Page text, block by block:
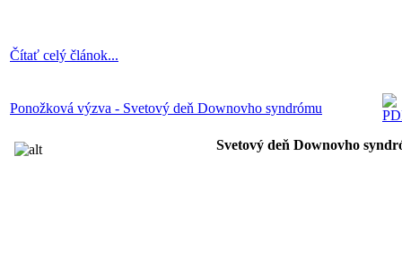
Čítať celý článok...
Ponožková výzva - Svetový deň Downovho syndrómu
Svetový deň Downovho